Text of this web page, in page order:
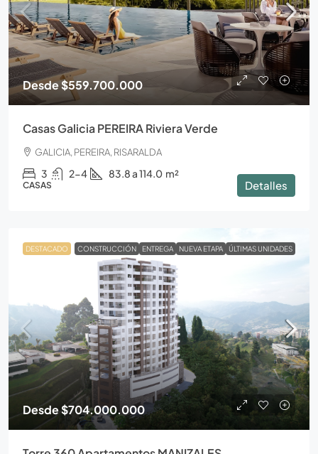
Desde$559.700.000
Casas Galicia PEREIRA Riviera Verde
GALICIA, PEREIRA, RISARALDA
3 2-4 83.8 a 114.0 m²
CASAS Detalles
DESTACADO CONSTRUCCIÓN ENTREGA NUEVA ETAPA ÚLTIMAS UNIDADES
Desde$704.000.000